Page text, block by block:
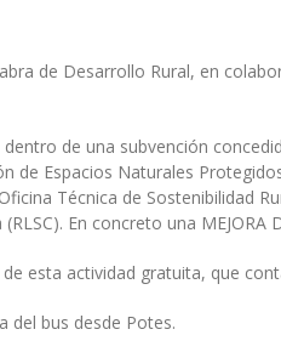
de Desarrollo Rural, en
dentro de una subvención
de Espacios Naturales
Técnica de Sostenibilidad
En concreto una MEJORA
esta actividad gratuita, que
del bus desde Potes.